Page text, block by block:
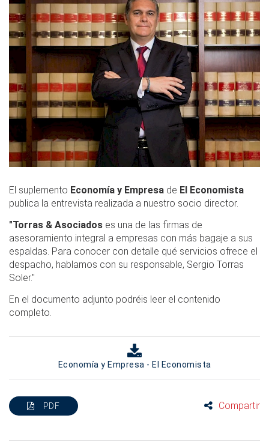
El suplemento Economía y Empresa de El Economista
publica la entrevista realizada a nuestro socio director.
"Torras & Asociados es una de las firmas de
asesoramiento integral a empresas con más bagaje a sus
espaldas. Para conocer con detalle qué servicios ofrece el
despacho, hablamos con su responsable, Sergio Torras
Soler."
En el documento adjunto podréis leer el contenido
completo.
Economía y Empresa - El Economista
PDF Compartir